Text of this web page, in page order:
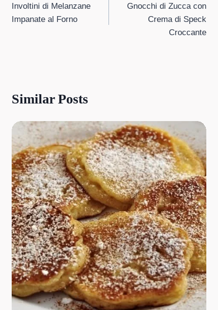
navigation
Involtini di Melanzane
Impanate al Forno
Gnocchi di Zucca con
Crema di Speck
Croccante
Similar Posts